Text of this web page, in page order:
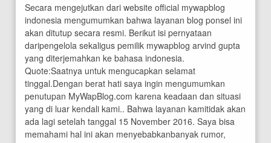
Secara mengejutkan dari website official mywapblog
indonesia mengumumkan bahwa layanan blog ponsel ini
akan ditutup secara resmi. Berikut isi pernyataan
daripengelola sekaligus pemilik mywapblog arvind gupta
yang diterjemahkan ke bahasa indonesia.
Quote:Saatnya untuk mengucapkan selamat
tinggal.Dengan berat hati saya ingin mengumumkan
penutupan MyWapBlog.com karena keadaan dan situasi
yang di luar kendali kami.. Bahwa layanan kamitidak akan
ada lagi setelah tanggal 15 November 2016. Saya bisa
memahami hal ini akan menyebabkanbanyak rumor,